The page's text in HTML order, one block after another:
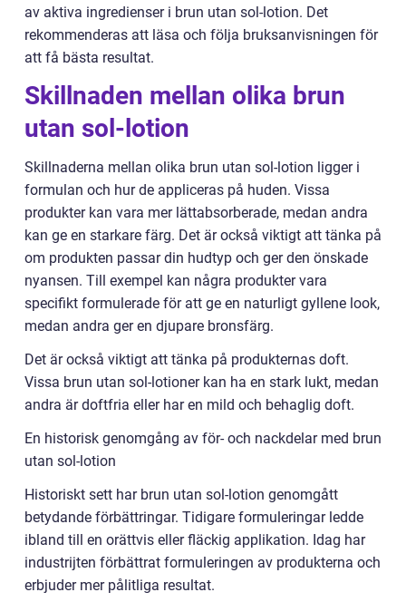
av aktiva ingredienser i brun utan sol-lotion. Det
rekommenderas att läsa och följa bruksanvisningen för
att få bästa resultat.
Skillnaden mellan olika brun
utan sol-lotion
Skillnaderna mellan olika brun utan sol-lotion ligger i
formulan och hur de appliceras på huden. Vissa
produkter kan vara mer lättabsorberade, medan andra
kan ge en starkare färg. Det är också viktigt att tänka på
om produkten passar din hudtyp och ger den önskade
nyansen. Till exempel kan några produkter vara
specifikt formulerade för att ge en naturligt gyllene look,
medan andra ger en djupare bronsfärg.
Det är också viktigt att tänka på produkternas doft.
Vissa brun utan sol-lotioner kan ha en stark lukt, medan
andra är doftfria eller har en mild och behaglig doft.
En historisk genomgång av för- och nackdelar med brun
utan sol-lotion
Historiskt sett har brun utan sol-lotion genomgått
betydande förbättringar. Tidigare formuleringar ledde
ibland till en orättvis eller fläckig applikation. Idag har
industrijten förbättrat formuleringen av produkterna och
erbjuder mer pålitliga resultat.